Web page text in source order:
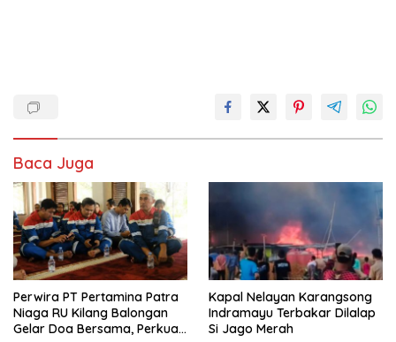
Baca Juga
Perwira PT Pertamina Patra
Niaga RU Kilang Balongan
Gelar Doa Bersama, Perkuat
Kapal Nelayan Karangsong
Indramayu Terbakar Dilalap
Si Jago Merah